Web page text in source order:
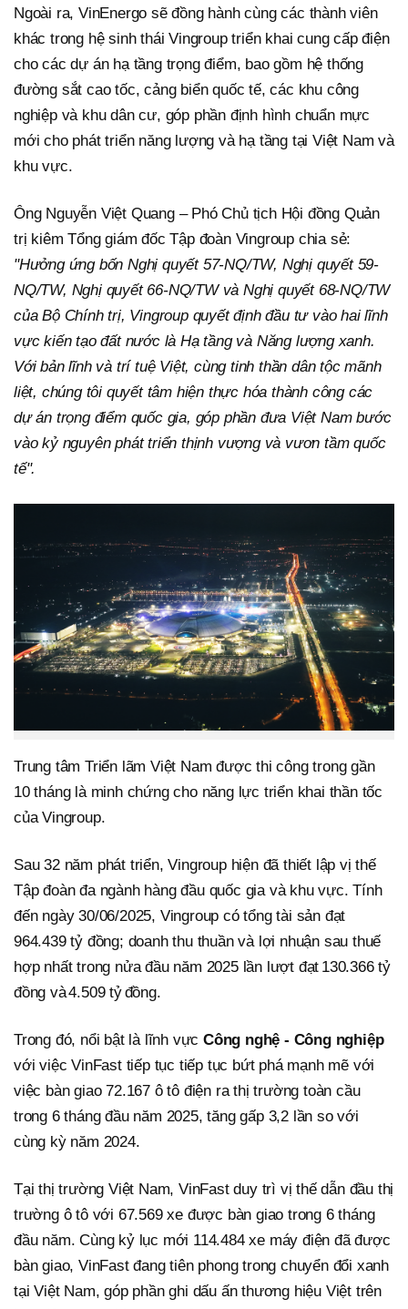
Ngoài ra, VinEnergo sẽ đồng hành cùng các thành viên
khác trong hệ sinh thái Vingroup triển khai cung cấp điện
cho các dự án hạ tầng trọng điểm, bao gồm hệ thống
đường sắt cao tốc, cảng biển quốc tế, các khu công
nghiệp và khu dân cư, góp phần định hình chuẩn mực
mới cho phát triển năng lượng và hạ tầng tại Việt Nam và
khu vực.
Ông Nguyễn Việt Quang – Phó Chủ tịch Hội đồng Quản
trị kiêm Tổng giám đốc Tập đoàn Vingroup chia sẻ:
"Hưởng ứng bốn Nghị quyết 57-NQ/TW, Nghị quyết 59-
NQ/TW, Nghị quyết 66-NQ/TW và Nghị quyết 68-NQ/TW
của Bộ Chính trị, Vingroup quyết định đầu tư vào hai lĩnh
vực kiến tạo đất nước là Hạ tầng và Năng lượng xanh.
Với bản lĩnh và trí tuệ Việt, cùng tinh thần dân tộc mãnh
liệt, chúng tôi quyết tâm hiện thực hóa thành công các
dự án trọng điểm quốc gia, góp phần đưa Việt Nam bước
vào kỷ nguyên phát triển thịnh vượng và vươn tầm quốc
tế".
Trung tâm Triển lãm Việt Nam được thi công trong gần
10 tháng là minh chứng cho năng lực triển khai thần tốc
của Vingroup.
Sau 32 năm phát triển, Vingroup hiện đã thiết lập vị thế
Tập đoàn đa ngành hàng đầu quốc gia và khu vực. Tính
đến ngày 30/06/2025, Vingroup có tổng tài sản đạt
964.439 tỷ đồng; doanh thu thuần và lợi nhuận sau thuế
hợp nhất trong nửa đầu năm 2025 lần lượt đạt 130.366 tỷ
đồng và 4.509 tỷ đồng.
Trong đó, nổi bật là lĩnh vực Công nghệ - Công nghiệp
với việc VinFast tiếp tục tiếp tục bứt phá mạnh mẽ với
việc bàn giao 72.167 ô tô điện ra thị trường toàn cầu
trong 6 tháng đầu năm 2025, tăng gấp 3,2 lần so với
cùng kỳ năm 2024.
Tại thị trường Việt Nam, VinFast duy trì vị thế dẫn đầu thị
trường ô tô với 67.569 xe được bàn giao trong 6 tháng
đầu năm. Cùng kỷ lục mới 114.484 xe máy điện đã được
bàn giao, VinFast đang tiên phong trong chuyển đổi xanh
tại Việt Nam, góp phần ghi dấu ấn thương hiệu Việt trên